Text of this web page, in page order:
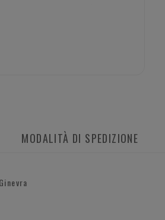
MODALITÀ DI SPEDIZIONE